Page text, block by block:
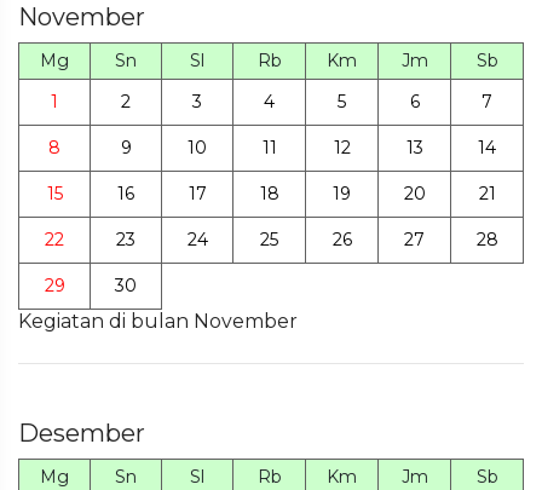
November
Mg Sn Sl Rb Km Jm
Sb
1
2 3 4 5 6 7
8 9 10 11 12 13 14
15 16 17 18 19 20 21
22 23 24 25 26 27 28
29 30
Kegiatan di bulan November
Desember
Mg Sn Sl Rb Km Jm
Sb